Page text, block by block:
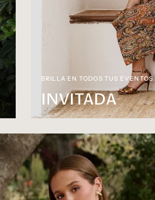
BRILLA EN TODOS TUS EVENTOS
INVITADA